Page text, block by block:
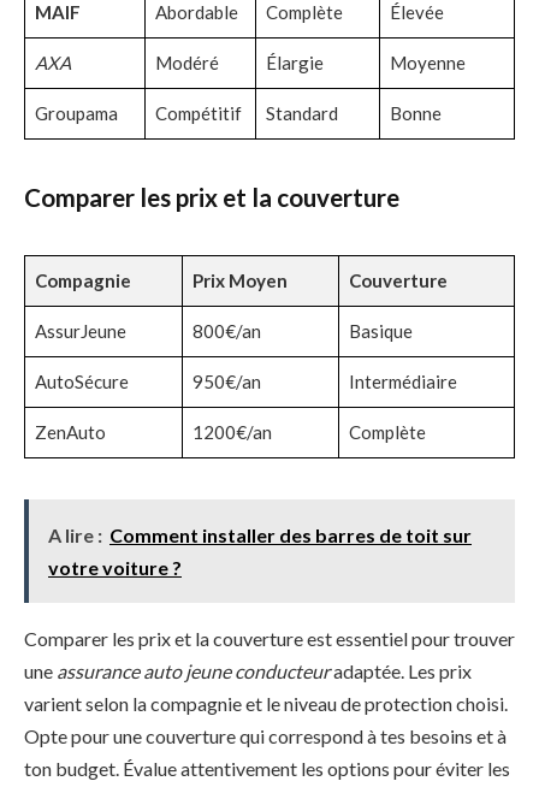
MAIF Abordable Complète Élevée
AXA Modéré Élargie Moyenne
Groupama Compétitif Standard Bonne
Comparer les prix et la couverture
Compagnie Prix Moyen Couverture
AssurJeune 800€/an Basique
AutoSécure 950€/an Intermédiaire
ZenAuto 1200€/an Complète
A lire : Comment installer des barres de toit sur
votre voiture ?
Comparer les prix et la couverture est essentiel pour trouver
une assurance auto jeune conducteuradaptée. Les prix
varient selon la compagnie et le niveau de protection choisi.
Opte pour une couverture qui correspond à tes besoins et à
ton budget. Évalue attentivement les options pour éviter les